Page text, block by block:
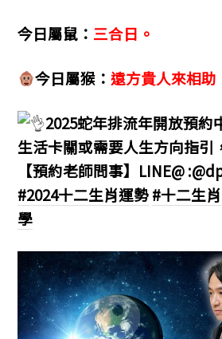
今日屬鼠： 三合日。
今日屬猴： 遠方貴人來相助
2025蛇年排流年開放預約
生活卡關或需要人生方向指引
【預約老師問事】LINE@
#2024十二生肖運勢#十二生肖
學